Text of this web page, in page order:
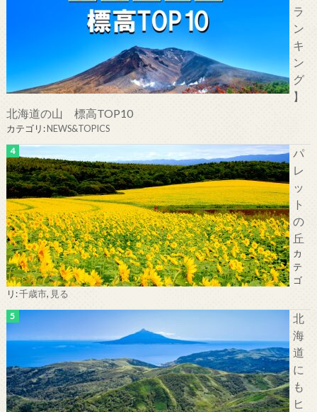
ラ
ン
キ
ン
グ
】
北海道の山 標高TOP10
カテゴリ:NEWS&TOPICS
パ
レ
ッ
ト
の
丘
カ
テ
ゴ
リ:千歳市, 見る
北
海
道
に
も
ヒ